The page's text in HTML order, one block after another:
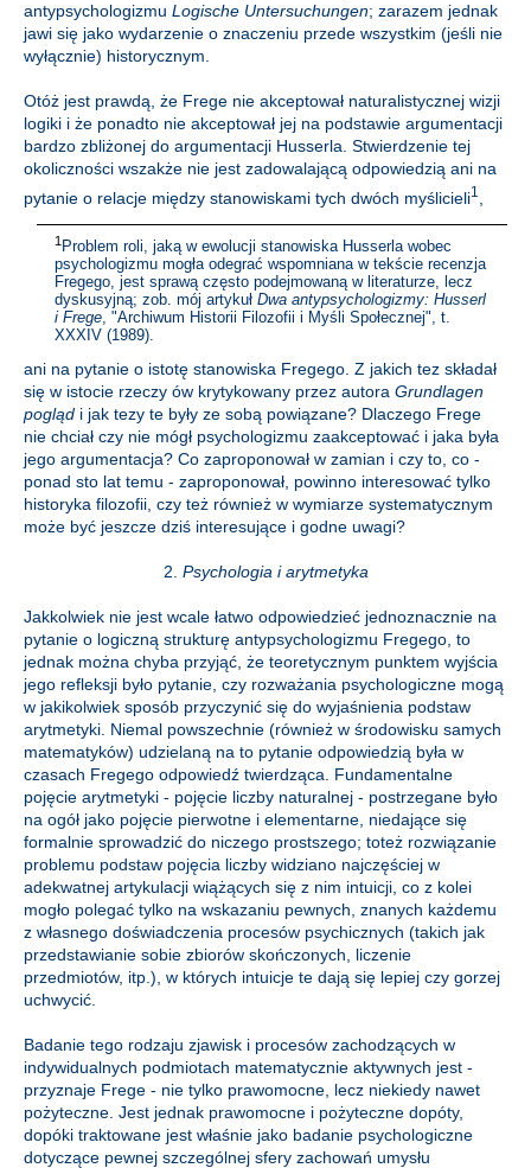
antypsychologizmu Logische Untersuchungen; zarazem jednak
jawi się jako wydarzenie o znaczeniu przede wszystkim (jeśli nie
wyłącznie) historycznym.
Otóż jest prawdą, że Frege nie akceptował naturalistycznej wizji
logiki i że ponadto nie akceptował jej na podstawie argumentacji
bardzo zbliżonej do argumentacji Husserla. Stwierdzenie tej
okoliczności wszakże nie jest zadowalającą odpowiedzią ani na
pytanie o relacje między stanowiskami tych dwóch myślicieli1
1Problem roli, jaką w ewolucji stanowiska Husserla wobec
psychologizmu mogła odegrać wspomniana w tekście recenzja
Fregego, jest sprawą często podejmowaną w literaturze, lecz
dyskusyjną; zob. mój artykuł Dwa antypsychologizmy: Husserl
i Frege, "Archiwum Historii Filozofii i Myśli Społecznej", t.
XXXIV (1989).
ani na pytanie o istotę stanowiska Fregego. Z jakich tez składał
się w istocie rzeczy ów krytykowany przez autora Grundlagen
pogląd i jak tezy te były ze sobą powiązane? Dlaczego Frege
nie chciał czy nie mógł psychologizmu zaakceptować i jaka była
jego argumentacja? Co zaproponował w zamian i czy to, co -
ponad sto lat temu - zaproponował, powinno interesować tylko
historyka filozofii, czy też również w wymiarze systematycznym
może być jeszcze dziś interesujące i godne uwagi?
2. Psychologia i arytmetyka
Jakkolwiek nie jest wcale łatwo odpowiedzieć jednoznacznie na
pytanie o logiczną strukturę antypsychologizmu Fregego, to
jednak można chyba przyjąć, że teoretycznym punktem wyjścia
jego refleksji było pytanie, czy rozważania psychologiczne mogą
w jakikolwiek sposób przyczynić się do wyjaśnienia podstaw
arytmetyki. Niemal powszechnie (również w środowisku samych
matematyków) udzielaną na to pytanie odpowiedzią była w
czasach Fregego odpowiedź twierdząca. Fundamentalne
pojęcie arytmetyki - pojęcie liczby naturalnej - postrzegane było
na ogół jako pojęcie pierwotne i elementarne, niedające się
formalnie sprowadzić do niczego prostszego; toteż rozwiązanie
problemu podstaw pojęcia liczby widziano najczęściej w
adekwatnej artykulacji wiążących się z nim intuicji, co z kolei
mogło polegać tylko na wskazaniu pewnych, znanych każdemu
z własnego doświadczenia procesów psychicznych (takich jak
przedstawianie sobie zbiorów skończonych, liczenie
przedmiotów, itp.), w których intuicje te dają się lepiej czy gorzej
uchwycić.
Badanie tego rodzaju zjawisk i procesów zachodzących w
indywidualnych podmiotach matematycznie aktywnych jest -
przyznaje Frege - nie tylko prawomocne, lecz niekiedy nawet
pożyteczne. Jest jednak prawomocne i pożyteczne dopóty,
dopóki traktowane jest właśnie jako badanie psychologiczne
dotyczące pewnej szczególnej sfery zachowań umysłu